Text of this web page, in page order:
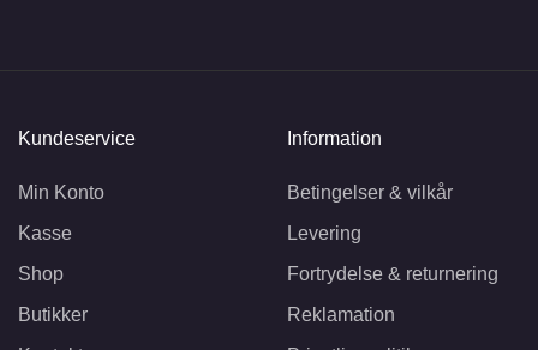
Kundeservice
Min Konto
Kasse
Shop
Butikker
Information
Betingelser & vilkår
Levering
Fortrydelse & returnering
Reklamation